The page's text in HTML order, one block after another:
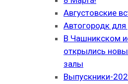
Августовские
Автогородк для
В Чашникском
открылись
залы
Выпускники-